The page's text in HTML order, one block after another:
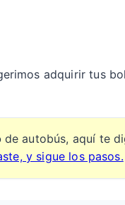
adquirir tus
de autobús, aquí te
y sigue los pasos.